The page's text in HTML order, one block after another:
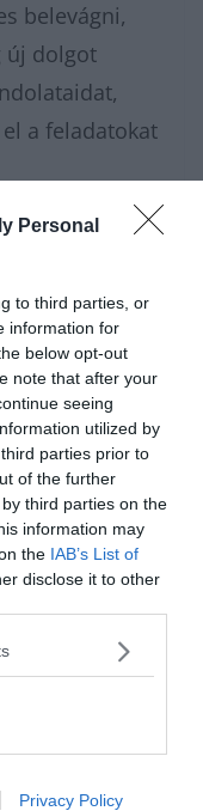
Personal
to third parties, or
information for
below opt-out
note that after your
seeing
utilized by
parties prior to
of the further
third parties on the
information may
the IAB’s List of
disclose it to other
Privacy Policy
belevágni,
új dolgot
a feladatokat
zenés
kvíz vár
Facebook
meg a
A nagy
a
szórakoztató
a nap